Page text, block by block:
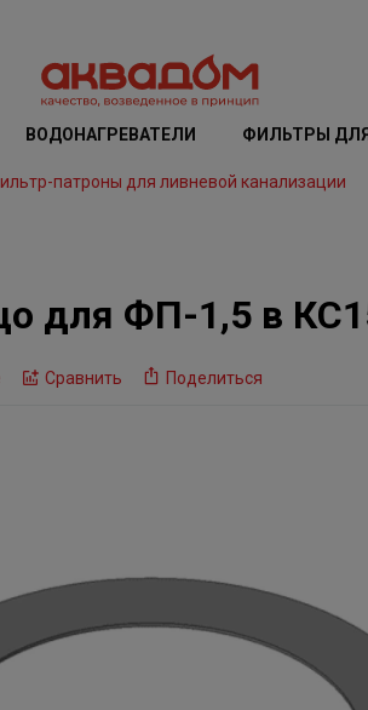
ВОДОНАГРЕВАТЕЛИ ФИЛЬТРЫ
патроны для ливневой канализации
для ФП-1,5 в
Сравнить Поделиться